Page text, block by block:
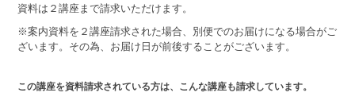
資料は２講座まで請求いただけます。
※案内資料を２講座請求された場合、別便でのお届けになる場合がご
ざいます。その為、お届け日が前後することがございます。
この講座を資料請求されている方は、こんな講座も請求しています。